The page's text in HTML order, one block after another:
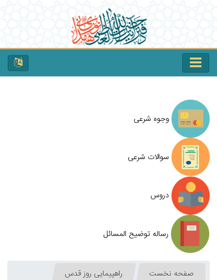
وجوه شرعی
سوالات شرعی
دروس
رساله توضیح المسائل
صفحه نخست راهپیمایی روز قدس